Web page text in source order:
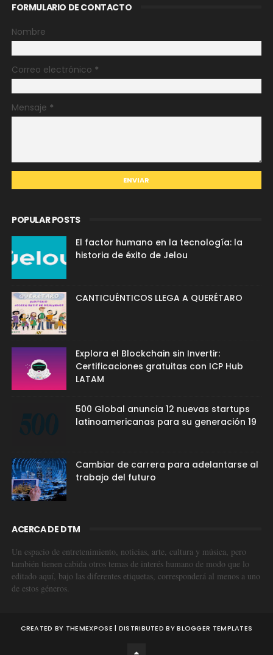
FORMULARIO DE CONTACTO
Nombre
Correo electrónico *
Mensaje *
POPULAR POSTS
El factor humano en la tecnología: la
historia de éxito de Jelou
CANTICUÉNTICOS LLEGA A QUERÉTARO
Explora el Blockchain sin Invertir:
Certificaciones gratuitas con ICP Hub
LATAM
500 Global anuncia 12 nuevas startups
latinoamericanas para su generación 19
Cambiar de carrera para adelantarse al
trabajo del futuro
ACERCA DE DTM
Un espacio de entretenimiento, noticias, arte, cultura y música, pero
también tienen cabida otros temas de interés humano de modo que lo
editado aquí, bajo las diferentes etiquetas, corresponderá al menos a uno
de estos géneros.
CREATED BY THEMEXPOSE | DISTRIBUTED BYBLOGGER TEMPLATES